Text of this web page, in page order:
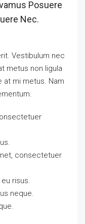
Posuere
Nec.
Vestibulum nec
metus non ligula
at mi metus. Nam
consectetuer
risus.
neque.